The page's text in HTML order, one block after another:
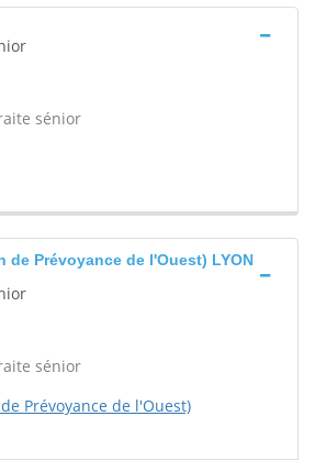
sénior
de Prévoyance de l'Ouest) LYON
sénior
Prévoyance de l'Ouest)